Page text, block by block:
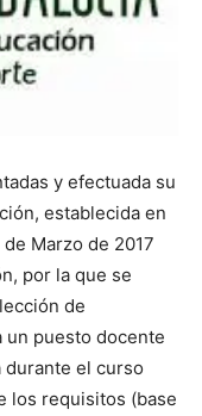
y efectuada su
establecida en
Marzo de 2017
por la que se
de
un puesto docente
durante el curso
los requisitos (base